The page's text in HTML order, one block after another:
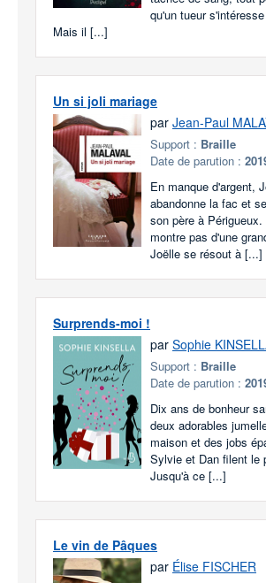
qu'un tueur
Mais il [...]
Un si joli mariage
par Jean-Paul
Support : Braille
Date de parution :
En manque d'argent,
abandonne la fac et
son père à
montre pas d'une
Joëlle se résout à [...]
Surprends-moi !
par Sophie
Support : Braille
Date de parution :
Dix ans de bonheur
deux adorables
maison et des jobs
Sylvie et Dan filent le
Jusqu'à ce [...]
Le vin de Pâques
par Élise FISCHER